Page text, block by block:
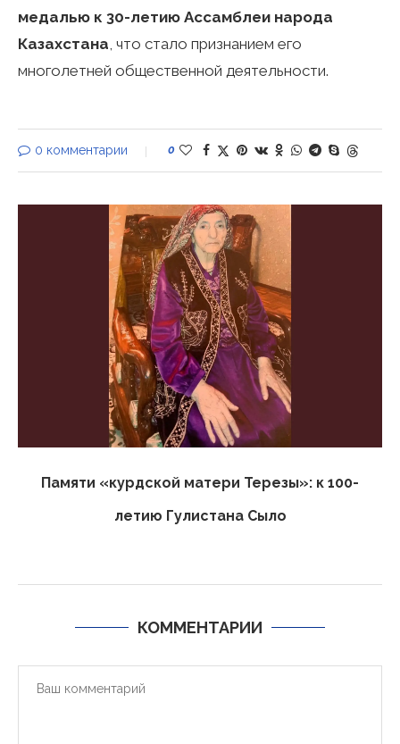
медалью к 30-летию Ассамблеи народа
Казахстана , что стало признанием его
многолетней общественной деятельности.
0 комментарии 0
Памяти «курдской матери Терезы»: к 100-
летию Гулистана Сыло
КОММЕНТАРИИ